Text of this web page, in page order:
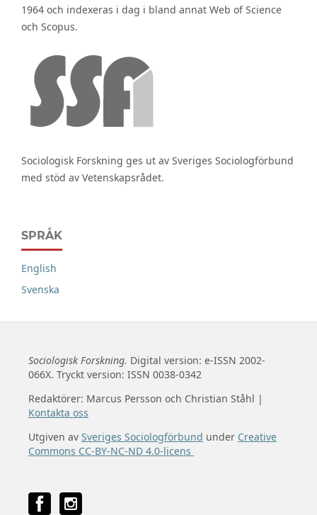
1964 och indexeras i dag i bland annat Web of Science
och Scopus.
Sociologisk Forskning ges ut av Sveriges Sociologförbund
med stöd av Vetenskapsrådet.
SPRÅK
English
Svenska
Sociologisk Forskning. Digital version: e-ISSN 2002-
066X. Tryckt version: ISSN 0038-0342
Redaktörer: Marcus Persson och Christian Ståhl |
Kontakta oss
Utgiven av Sveriges Sociologförbund under Creative
Commons CC-BY-NC-ND 4.0-licens